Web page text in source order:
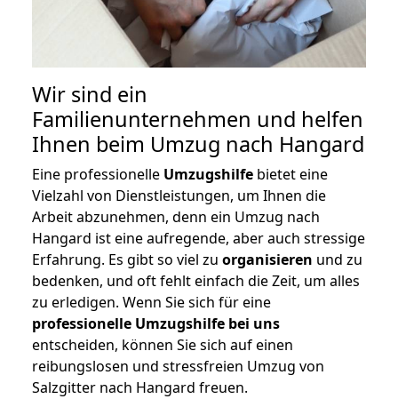
Wir sind ein
Familienunternehmen und helfen
Ihnen beim Umzug nach Hangard
Eine professionelle Umzugshilfe bietet eine
Vielzahl von Dienstleistungen, um Ihnen die
Arbeit abzunehmen, denn ein Umzug nach
Hangard ist eine aufregende, aber auch stressige
Erfahrung. Es gibt so viel zu organisieren und zu
bedenken, und oft fehlt einfach die Zeit, um alles
zu erledigen. Wenn Sie sich für eine
professionelle Umzugshilfe bei uns
entscheiden, können Sie sich auf einen
reibungslosen und stressfreien Umzug von
Salzgitter nach Hangard freuen.